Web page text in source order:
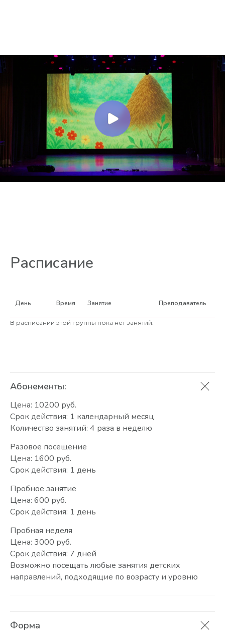
Расписание
День Время Занятие Преподаватель
В расписании этой группы пока нет занятий.
Абонементы:
Цена: 10200 руб.
Срок действия: 1 календарный месяц
Количество занятий: 4 раза в неделю
Разовое посещение
Цена: 1600 руб.
Срок действия: 1 день
Пробное занятие
Цена: 600 руб.
Срок действия: 1 день
Пробная неделя
Цена: 3000 руб.
Срок действия: 7 дней
Возможно посещать любые занятия детских
направлений, подходящие по возрасту и уровню
Форма